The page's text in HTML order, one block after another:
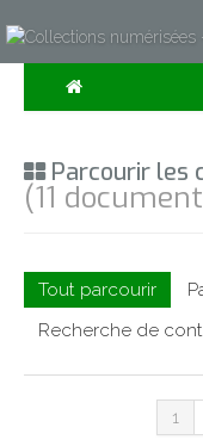
Collections
Expositions
À propos
Recherche
Parcourir les
(11
Tout parcourir
Recherche de
1